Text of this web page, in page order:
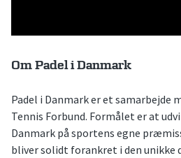
Om Padel i Danmark
Padel i Danmark er et samarbejde
Tennis Forbund. Formålet er at
Danmark på sportens egne
bliver solidt forankret i den unikke